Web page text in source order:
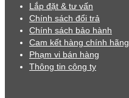
Lắp đặt & tư vấn
Chính sách đổi trả
Chính sách bảo hành
Cam kết hàng chính hãng
Phạm vi bán hàng
Thông tin công ty